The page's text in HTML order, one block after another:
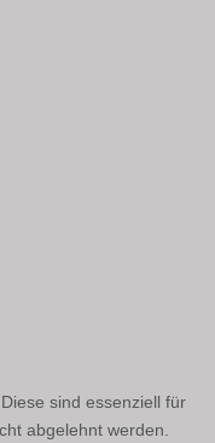
sind essenziell für
abgelehnt werden.